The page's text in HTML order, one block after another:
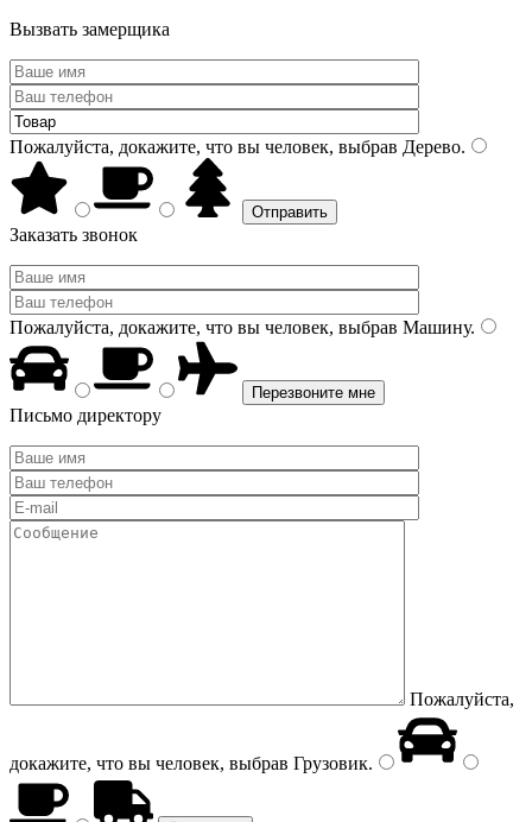
Вызвать замерщика
Пожалуйста, докажите, что вы человек, выбрав Дерево.
Заказать звонок
Пожалуйста, докажите, что вы человек, выбрав Машину.
Письмо директору
Пожалуйста,
докажите, что вы человек, выбрав Грузовик.